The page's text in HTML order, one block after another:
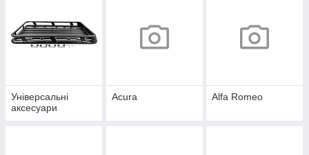
Універсальні
аксесуари
Acura Alfa Romeo